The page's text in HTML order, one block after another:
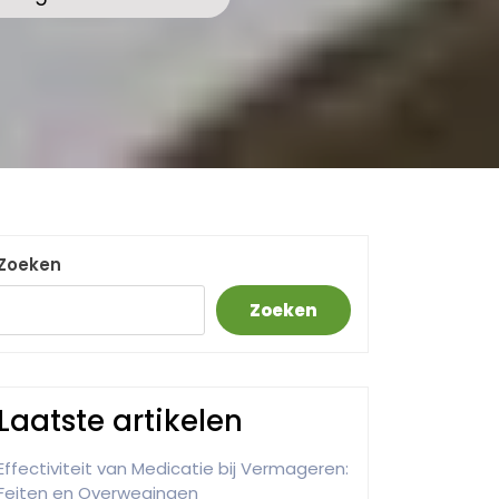
Zoeken
artikelen
van Medicatie bij Vermageren:
en Overwegingen